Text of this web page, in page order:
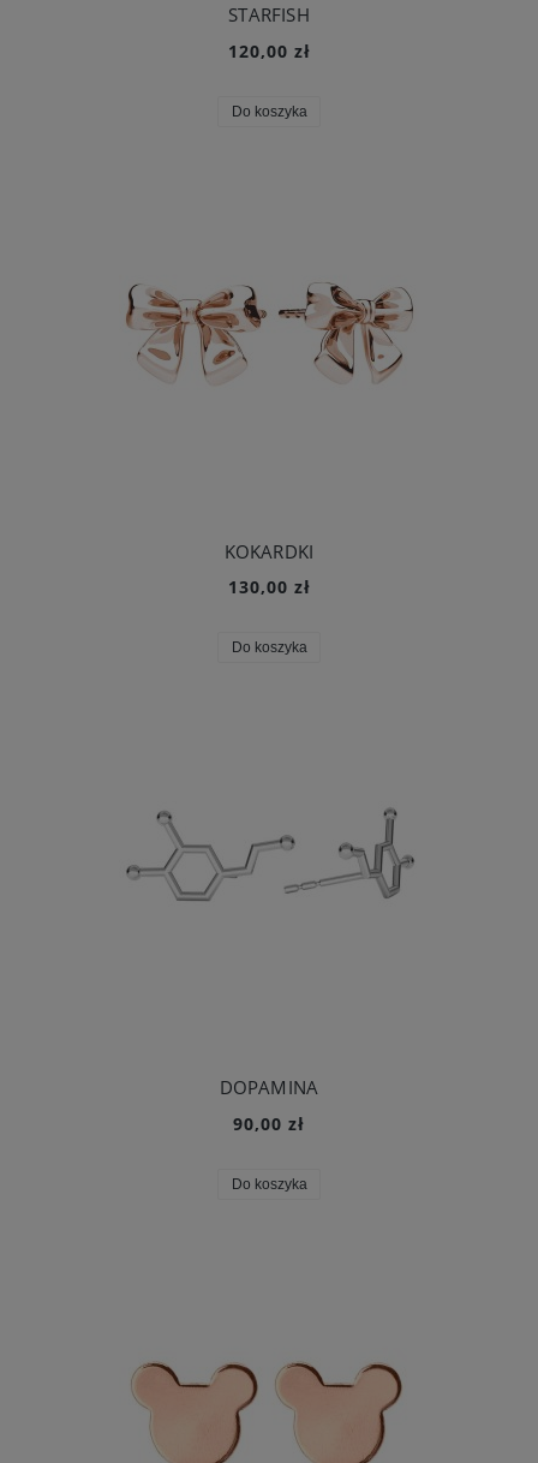
STARFISH
120,00 zł
Do koszyka
KOKARDKI
130,00 zł
Do koszyka
DOPAMINA
90,00 zł
Do koszyka